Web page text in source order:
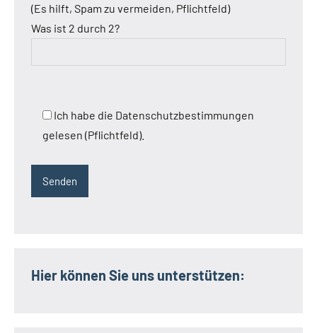
(Es hilft, Spam zu vermeiden, Pflichtfeld)
Was ist 2 durch 2?
Ich habe die Datenschutzbestimmungen
gelesen (Pflichtfeld).
Hier können Sie uns unterstützen: